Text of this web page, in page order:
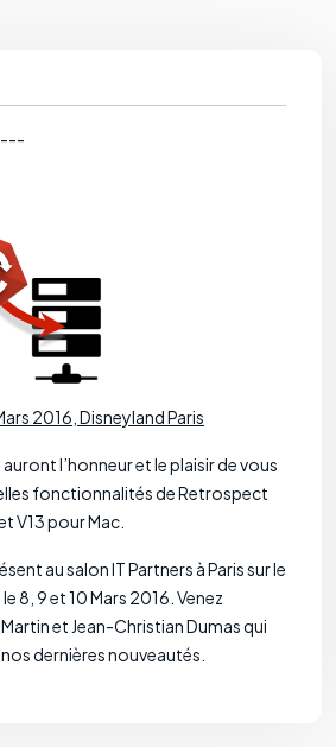
---
2016, Disneyland Paris
l’honneur et le plaisir de vous
fonctionnalités de Retrospect
V13 pour Mac.
au salon IT Partners à Paris sur le
8, 9 et 10 Mars 2016. Venez
et Jean-Christian Dumas qui
dernières nouveautés.